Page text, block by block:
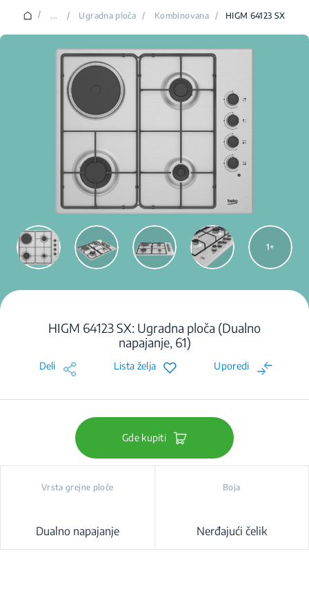
/ ... / Ugradna ploča / Kombinovana / HIGM 64123 SX
1
HIGM 64123 SX: Ugradna ploča (Dualno
napajanje, 61)
Deli Lista želja Uporedi
Gde kupiti
Vrsta grejne ploče
Dualno napajanje
Boja
Nerđajući čelik